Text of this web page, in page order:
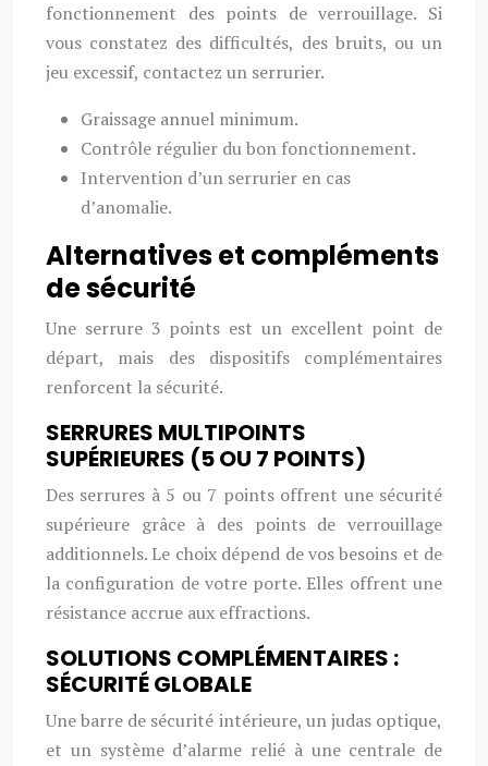
fonctionnement des points de verrouillage. Si
vous constatez des difficultés, des bruits, ou un
jeu excessif, contactez un serrurier.
Graissage annuel minimum.
Contrôle régulier du bon fonctionnement.
Intervention d’un serrurier en cas
d’anomalie.
Alternatives et compléments
de sécurité
Une serrure 3 points est un excellent point de
départ, mais des dispositifs complémentaires
renforcent la sécurité.
SERRURES MULTIPOINTS
SUPÉRIEURES (5 OU 7 POINTS)
Des serrures à 5 ou 7 points offrent une sécurité
supérieure grâce à des points de verrouillage
additionnels. Le choix dépend de vos besoins et de
la configuration de votre porte. Elles offrent une
résistance accrue aux effractions.
SOLUTIONS COMPLÉMENTAIRES :
SÉCURITÉ GLOBALE
Une barre de sécurité intérieure, un judas optique,
et un système d’alarme relié à une centrale de